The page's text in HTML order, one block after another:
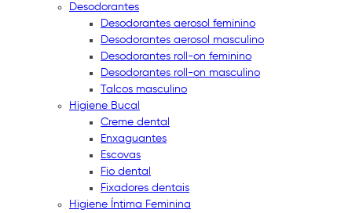
Desodorantes
Desodorantes aerosol feminino
Desodorantes aerosol masculino
Desodorantes roll-on feminino
Desodorantes roll-on masculino
Talcos masculino
Higiene Bucal
Creme dental
Enxaguantes
Escovas
Fio dental
Fixadores dentais
Higiene Íntima Feminina